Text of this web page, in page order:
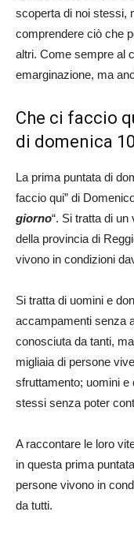
scoperta di noi stessi,
comprendere ciò che
altri. Come sempre al
emarginazione, ma
Che ci faccio
di domenica
La prima puntata di
faccio qui” di
giorno“. Si tratta di
della provincia di
vivono in condizioni
Si tratta di uomini e
accampamenti senza
conosciuta da tanti,
migliaia di persone
sfruttamento; uomini e
stessi senza poter
A raccontare le loro
in questa prima
persone vivono in
da tutti.